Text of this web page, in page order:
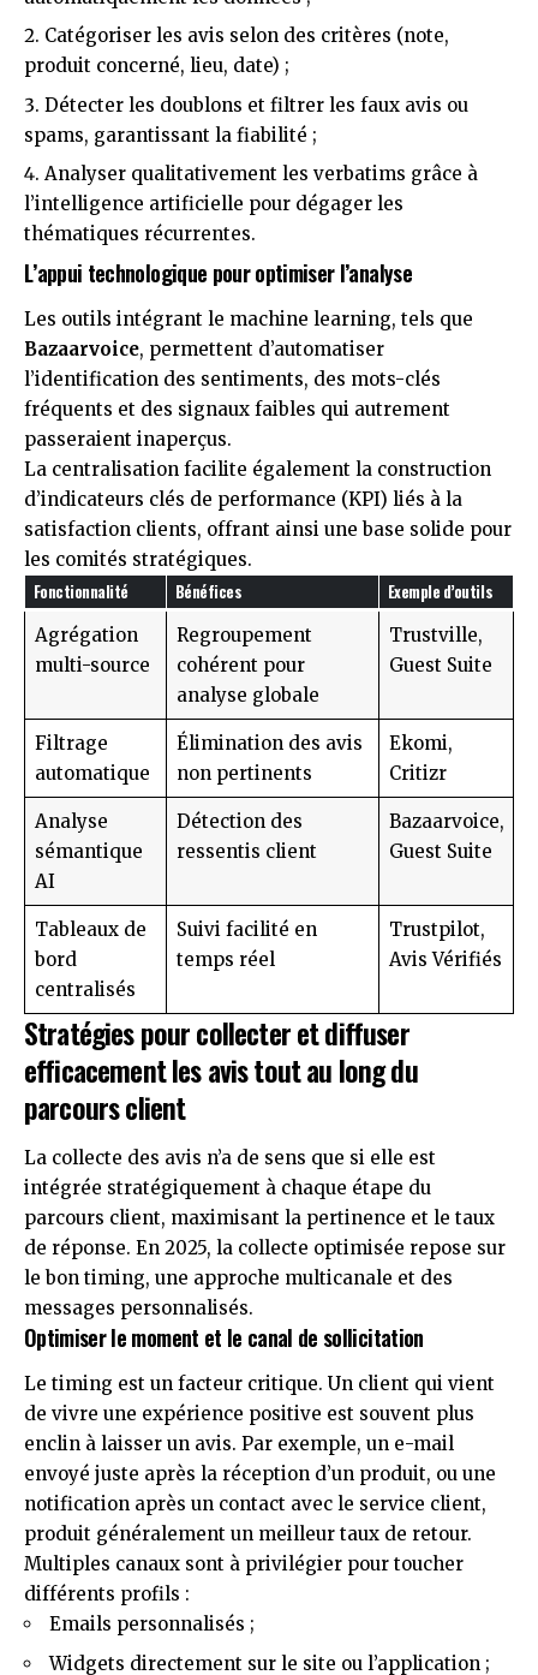
Catégoriser les avis selon des critères (note,
produit concerné, lieu, date) ;
Détecter les doublons et filtrer les faux avis ou
spams, garantissant la fiabilité ;
Analyser qualitativement les verbatims grâce à
l’intelligence artificielle pour dégager les
thématiques récurrentes.
L’appui technologique pour optimiser l’analyse
Les outils intégrant le machine learning, tels que
Bazaarvoice, permettent d’automatiser
l’identification des sentiments, des mots-clés
fréquents et des signaux faibles qui autrement
passeraient inaperçus.
La centralisation facilite également la construction
d’indicateurs clés de performance (KPI) liés à la
satisfaction clients, offrant ainsi une base solide pour
les comités stratégiques.
Fonctionnalité Bénéfices Exemple d’outils
Agrégation
multi-source
Regroupement
cohérent pour
analyse globale
Trustville,
Guest Suite
Filtrage
automatique
Élimination des avis
non pertinents
Ekomi,
Critizr
Analyse
sémantique
AI
Détection des
ressentis client
Bazaarvoice,
Guest Suite
Tableaux de
bord
centralisés
Suivi facilité en
temps réel
Trustpilot,
Avis Vérifiés
Stratégies pour collecter et diffuser
efficacement les avis tout au long du
parcours client
La collecte des avis n’a de sens que si elle est
intégrée stratégiquement à chaque étape du
parcours client, maximisant la pertinence et le taux
de réponse. En 2025, la collecte optimisée repose sur
le bon timing, une approche multicanale et des
messages personnalisés.
Optimiser le moment et le canal de sollicitation
Le timing est un facteur critique. Un client qui vient
de vivre une expérience positive est souvent plus
enclin à laisser un avis. Par exemple, un e-mail
envoyé juste après la réception d’un produit, ou une
notification après un contact avec le service client,
produit généralement un meilleur taux de retour.
Multiples canaux sont à privilégier pour toucher
différents profils :
Emails personnalisés ;
Widgets directement sur le site ou l’application ;